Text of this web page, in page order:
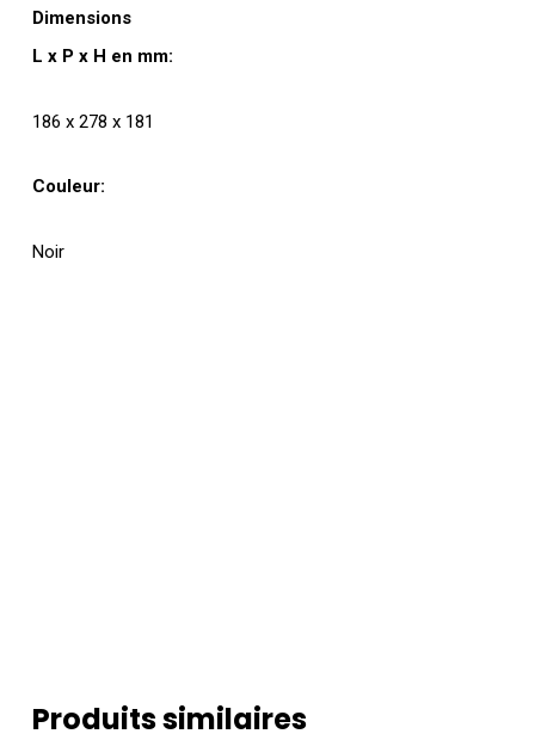
Dimensions
L x P x H en mm:
186 x 278 x 181
Couleur:
Noir
Produits similaires